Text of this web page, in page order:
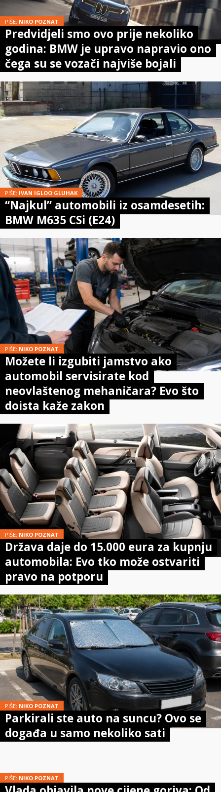
PIŠE: NIKO POZNAT
Predvidjeli smo ovo prije nekoliko
godina: BMW je upravo napravio ono
čega su se vozači najviše bojali
PIŠE: IVAN IGLOO GLUHAK
“Najkul” automobili iz osamdesetih:
BMW M635 CSi (E24)
PIŠE: NIKO POZNAT
Možete li izgubiti jamstvo ako
automobil servisirate kod
neovlaštenog mehaničara? Evo što
doista kaže zakon
PIŠE: NIKO POZNAT
Država daje do 15.000 eura za kupnju
automobila: Evo tko može ostvariti
pravo na potporu
PIŠE: NIKO POZNAT
Parkirali ste auto na suncu? Ovo se
događa u samo nekoliko sati
PIŠE: NIKO POZNAT